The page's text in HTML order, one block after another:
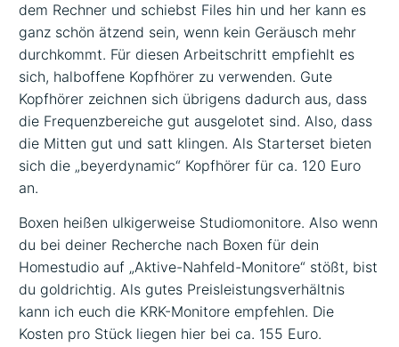
dem Rechner und schiebst Files hin und her kann es
ganz schön ätzend sein, wenn kein Geräusch mehr
durchkommt. Für diesen Arbeitschritt empfiehlt es
sich, halboffene Kopfhörer zu verwenden. Gute
Kopfhörer zeichnen sich übrigens dadurch aus, dass
die Frequenzbereiche gut ausgelotet sind. Also, dass
die Mitten gut und satt klingen. Als Starterset bieten
sich die „beyerdynamic“ Kopfhörer für ca. 120 Euro
an.
Boxen heißen ulkigerweise Studiomonitore. Also wenn
du bei deiner Recherche nach Boxen für dein
Homestudio auf „Aktive-Nahfeld-Monitore“ stößt, bist
du goldrichtig. Als gutes Preisleistungsverhältnis
kann ich euch die KRK-Monitore empfehlen. Die
Kosten pro Stück liegen hier bei ca. 155 Euro.